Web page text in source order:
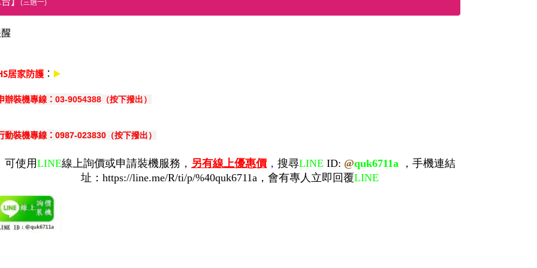
(三選一)
居家防護： ▶️
辦裝機專線： 03-9054388（按下撥出）
動裝機專線： 0987-023830（按下撥出）
可使用LINE線上詢價或申請裝機服務， 另有線上優惠價， 搜尋LINE ID: @quk6711a，手機連結
址：https://line.me/R/ti/p/%40quk6711a ，會有專人立即回覆LINE